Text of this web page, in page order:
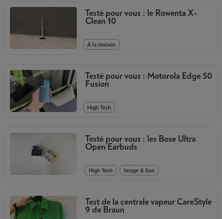
Testé pour vous : le Rowenta X-
Clean 10
À la maison
Testé pour vous : Motorola Edge 50
Fusion
High Tech
Testé pour vous : les Bose Ultra
Open Earbuds
High Tech Image & Son
Test de la centrale vapeur CareStyle
9 de Braun